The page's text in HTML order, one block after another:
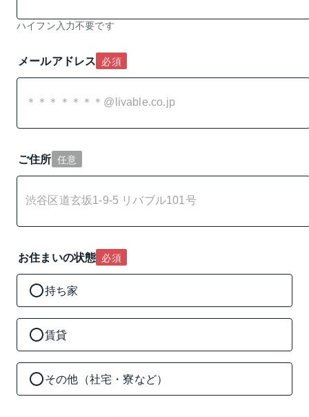
ハイフン入力不要です
メールアドレス 必須
ご住所 任意
お住まいの状態 必須
持ち家
賃貸
その他（社宅・寮など）